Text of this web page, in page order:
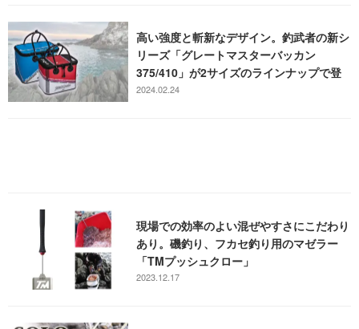
高い強度と斬新なデザイン。釣武者の新シ
リーズ「グレートマスターバッカン
375/410」が2サイズのラインナップで登
場
2024.02.24
現場での効率のよい混ぜやすさにこだわり
あり。磯釣り、フカセ釣り用のマゼラー
「TMプッシュクロー」
2023.12.17